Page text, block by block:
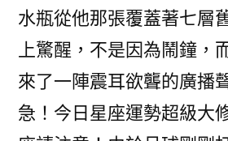
水瓶從他那張覆蓋著七層
上驚醒，不是因為鬧鐘，
來了一陣震耳欲聾的廣播
急！今日星座運勢超級大